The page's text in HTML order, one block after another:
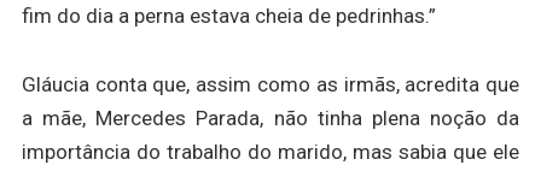
fim do dia a perna estava cheia de pedrinhas.”
Gláucia conta que, assim como as irmãs, acredita que
a mãe, Mercedes Parada, não tinha plena noção da
importância do trabalho do marido, mas sabia que ele